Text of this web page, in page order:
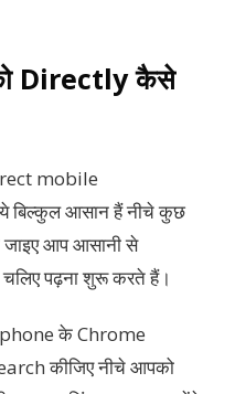
Directly कैसे
mobile
बिल्कुल आसान हैं नीचे कुछ
जाइए आप आसानी से
पढ़ना शुरू करते हैं।
के Chrome
कीजिए नीचे आपको